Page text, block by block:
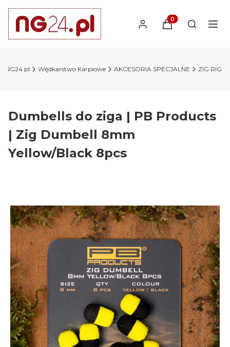
Produkty w
Otwórz
NG24.pl Wędkarstwo Karpiowe AKCESORIA SPECJALNE ZIG RIG
Dumbells do ziga | PB Products
| Zig Dumbell 8mm
Yellow/Black 8pcs